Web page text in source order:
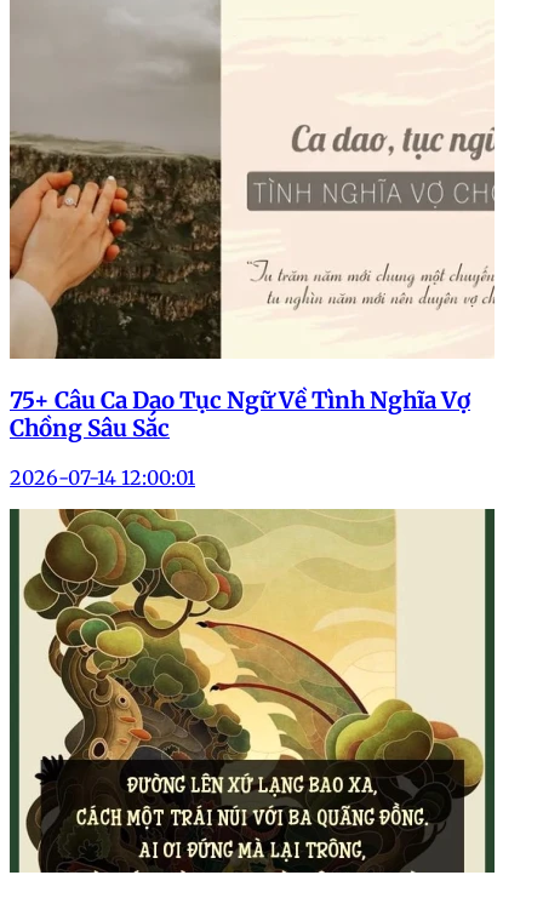
75+ Câu Ca Dao Tục Ngữ Về Tình Nghĩa Vợ
Chồng Sâu Sắc
2026-07-14 12:00:01